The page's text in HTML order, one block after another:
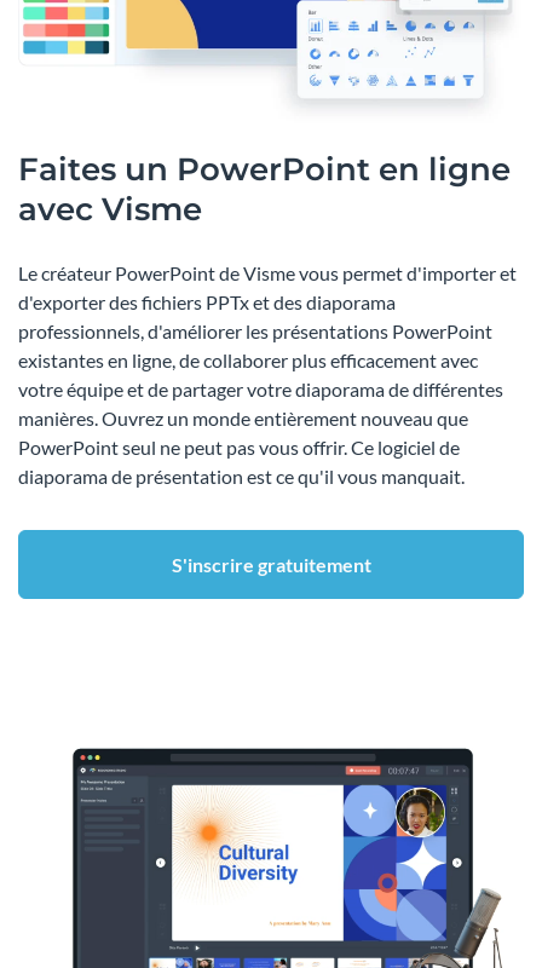
Faites un PowerPoint en ligne
avec Visme
Le créateur PowerPoint de Visme vous permet d'importer et
d'exporter des fichiers PPTx et des diaporama
professionnels, d'améliorer les présentations PowerPoint
existantes en ligne, de collaborer plus efficacement avec
votre équipe et de partager votre diaporama de différentes
manières. Ouvrez un monde entièrement nouveau que
PowerPoint seul ne peut pas vous offrir. Ce logiciel de
diaporama de présentation est ce qu'il vous manquait.
S'inscrire gratuitement